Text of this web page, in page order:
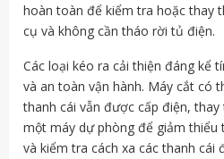
hoàn toàn để kiểm tra hoặc thay
cụ và không cần tháo rời tủ điện.
Các loại kéo ra cải thiện đáng kể
và an toàn vận hành. Máy cắt có
thanh cái vẫn được cấp điện,
một máy dự phòng để giảm thiểu
và kiểm tra cách xa các thanh cái